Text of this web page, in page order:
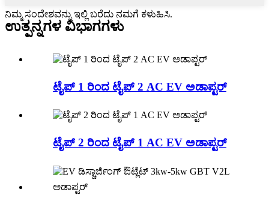
ನಿಮ್ಮ ಸಂದೇಶವನ್ನು ಇಲ್ಲಿ ಬರೆದು ನಮಗೆ ಕಳುಹಿಸಿ.
ಉತ್ಪನ್ನಗಳ ವಿಭಾಗಗಳು
ಟೈಪ್ 1 ರಿಂದ ಟೈಪ್ 2 AC EV ಅಡಾಪ್ಟರ್
ಟೈಪ್ 2 ರಿಂದ ಟೈಪ್ 1 AC EV ಅಡಾಪ್ಟರ್